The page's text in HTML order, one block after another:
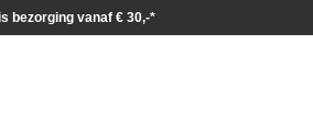
bezorging vanaf € 30,-*